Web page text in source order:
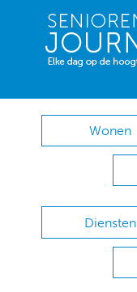
Wonen
Diensten